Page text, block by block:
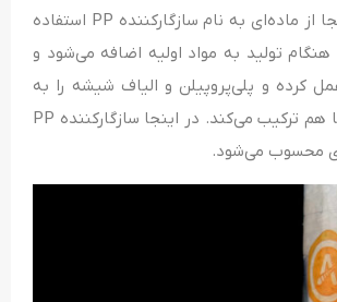
خواهد شد. در اینجا از ماده‌ای به نام سازگارکننده PP استفاده
تولید به مواد اولیه اضافه می‌شود و
کرده و پلی‌پروپیلن و الیاف شیشه را به
صورت یکنواخت با هم ترکیب می‌کند. در اینجا سازگارکننده PP
محسوب می‌شود.